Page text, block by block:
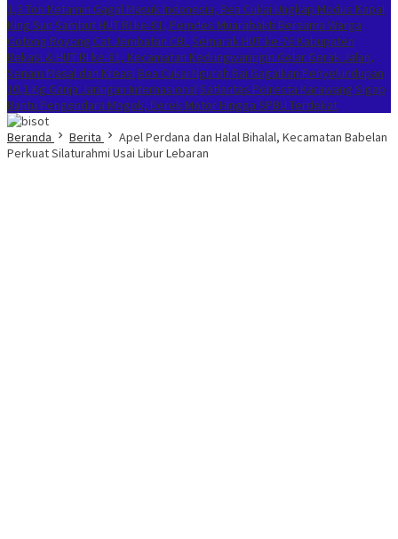
1,3 Ton Ketamin Gagal Masuk Indonesia, Bea Cukai Ungkap Modus Kapal
King Sun Sambut HUT RI ke-81, Pemdes Muarabakti Bersama Warga
Gotong Royong Cat Jembatan CBLSemarak HUT ke-76 Kabupaten
Bekasi & HUT RI ke-81, Kecamatan Kedungwaringin Gelar Gerak Jalan,
Senam Masal dan Kreasi Bea Cukai Ngurah Rai Gagalkan Penyelundupan
10,1 Kg Ganja Jaringan InternasionalSatlantas Polresta Karawang Sigap
Bantu Pengendara Mogok, Derek Motor Hingga SPBU Terdekat
Beranda
Berita
Apel Perdana dan Halal Bihalal, Kecamatan Babelan
Perkuat Silaturahmi Usai Libur Lebaran